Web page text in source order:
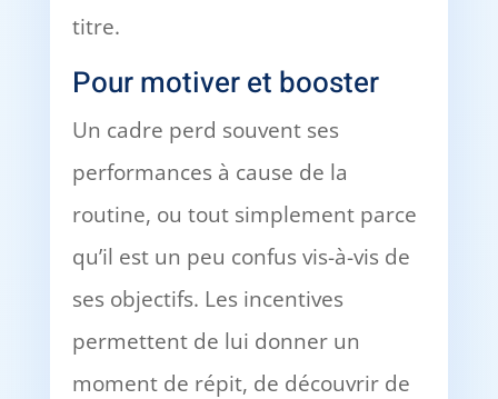
titre.
Pour motiver et booster
Un cadre perd souvent ses
performances à cause de la
routine, ou tout simplement parce
qu’il est un peu confus vis-à-vis de
ses objectifs. Les incentives
permettent de lui donner un
moment de répit, de découvrir de